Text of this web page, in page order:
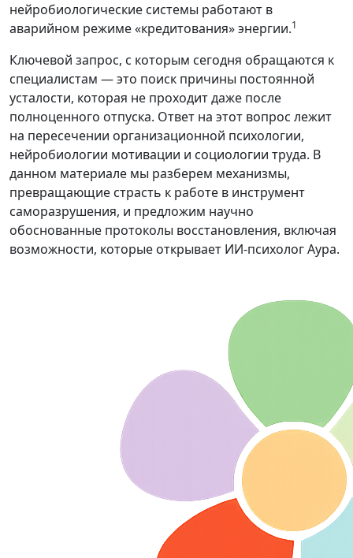
нейробиологические системы работают в
аварийном режиме «кредитования» энергии.1
Ключевой запрос, с которым сегодня обращаются к
специалистам — это поиск причины постоянной
усталости, которая не проходит даже после
полноценного отпуска. Ответ на этот вопрос лежит
на пересечении организационной психологии,
нейробиологии мотивации и социологии труда. В
данном материале мы разберем механизмы,
превращающие страсть к работе в инструмент
саморазрушения, и предложим научно
обоснованные протоколы восстановления, включая
возможности, которые открывает ИИ-психолог Аура.